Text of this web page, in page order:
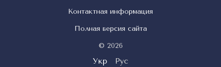
Контактная информация
Полная версия сайта
© 2026
Укр Рус